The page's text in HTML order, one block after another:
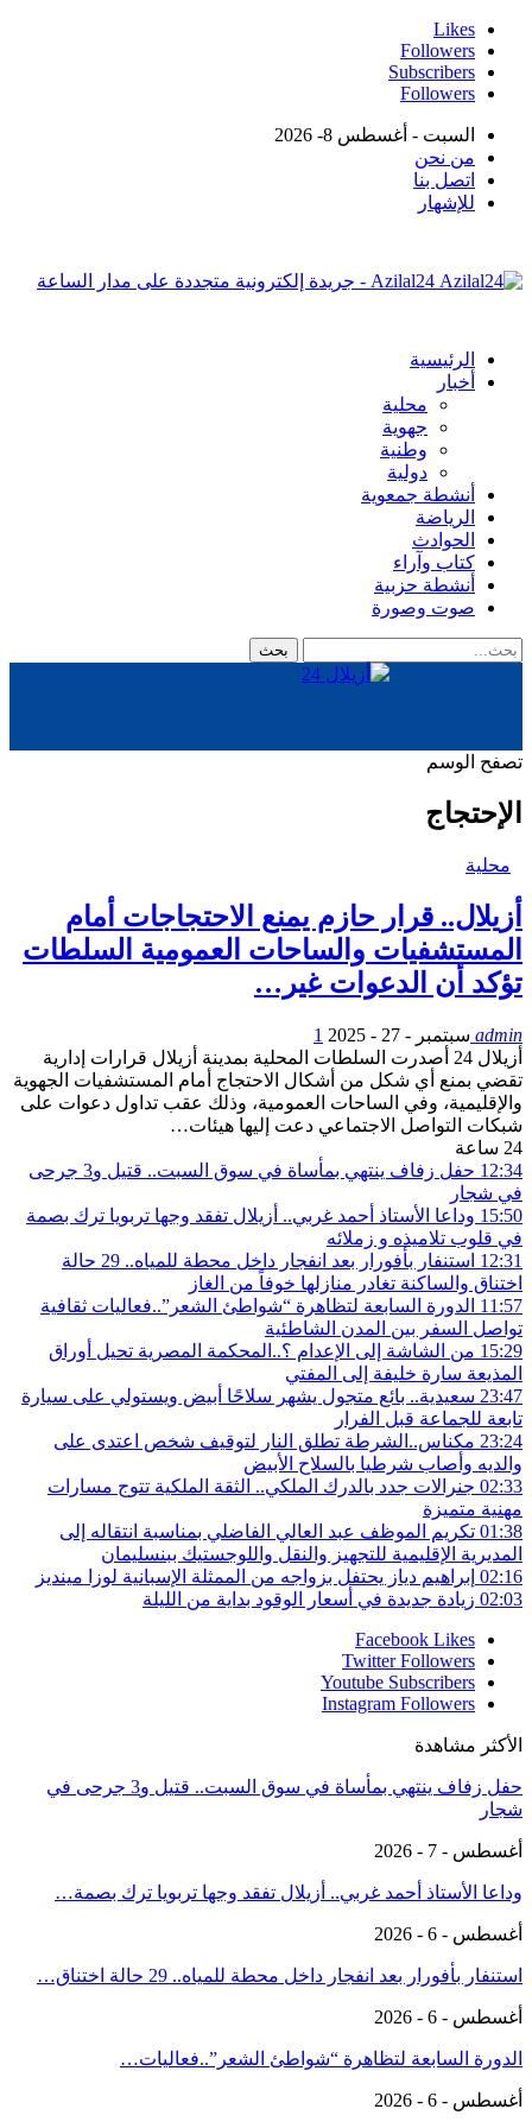
Likes
Followers
Subscribers
Followers
السبت - أغسطس 8- 2026
من نحن
اتصل بنا
للإشهار
Azilal24 - جريدة إلكترونية متجددة على مدار الساعة
الرئيسية
أخبار
محلية
جهوية
وطنية
دولية
أنشطة جمعوية
الرياضة
الحوادث
كتاب وآراء
أنشطة حزبية
صوت وصورة
تصفح الوسم
الإحتجاج
محلية
أزيلال.. قرار حازم يمنع الاحتجاجات أمام
المستشفيات والساحات العمومية السلطات
تؤكد أن الدعوات غير…
admin سبتمبر - 27 - 2025
1
أزيلال 24 أصدرت السلطات المحلية بمدينة أزيلال قرارات إدارية
تقضي بمنع أي شكل من أشكال الاحتجاج أمام المستشفيات الجهوية
والإقليمية، وفي الساحات العمومية، وذلك عقب تداول دعوات على
شبكات التواصل الاجتماعي دعت إليها هيئات…
24 ساعة
12:34
حفل زفاف ينتهي بمأساة في سوق السبت.. قتيل و3 جرحى
في شجار
15:50 وداعا الأستاذ أحمد غربي.. أزيلال تفقد وجها تربويا ترك بصمة
في قلوب تلاميذه و زملائه
12:31
استنفار بأفورار بعد انفجار داخل محطة للمياه.. 29 حالة
اختناق والساكنة تغادر منازلها خوفاً من الغاز
11:57 الدورة السابعة لتظاهرة “شواطئ الشعر”..فعاليات ثقافية
تواصل السفر بين المدن الشاطئية
15:29 من الشاشة إلى الإعدام ؟..المحكمة المصرية تحيل أوراق
المذيعة سارة خليفة إلى المفتي
23:47 سعيدية.. بائع متجول يشهر سلاحًا أبيض ويستولي على سيارة
تابعة للجماعة قبل الفرار
23:24 مكناس..الشرطة تطلق النار لتوقيف شخص اعتدى على
والديه وأصاب شرطيا بالسلاح الأبيض
02:33 جنرالات جدد بالدرك الملكي.. الثقة الملكية تتوج مسارات
مهنية متميزة
01:38 تكريم الموظف عبد العالي الفاضلي بمناسبة انتقاله إلى
المديرية الإقليمية للتجهيز والنقل واللوجستيك ببنسليمان
02:16 إبراهيم دياز يحتفل بزواجه من الممثلة الإسبانية لوزا مينديز
02:03 زيادة جديدة في أسعار الوقود بداية من الليلة
Facebook Likes
Twitter Followers
Youtube Subscribers
Instagram Followers
الأكثر مشاهدة
حفل زفاف ينتهي بمأساة في سوق السبت.. قتيل و3 جرحى في
شجار
أغسطس - 7 - 2026
وداعا الأستاذ أحمد غربي.. أزيلال تفقد وجها تربويا ترك بصمة…
أغسطس - 6 - 2026
استنفار بأفورار بعد انفجار داخل محطة للمياه.. 29 حالة اختناق…
أغسطس - 6 - 2026
الدورة السابعة لتظاهرة “شواطئ الشعر”..فعاليات…
أغسطس - 6 - 2026